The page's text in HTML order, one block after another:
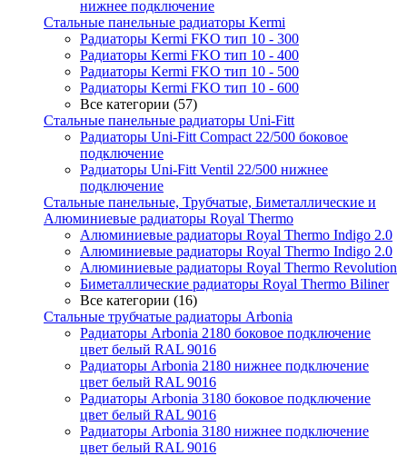
нижнее подключение
Стальные панельные радиаторы Kermi
Радиаторы Kermi FKO тип 10 - 300
Радиаторы Kermi FKO тип 10 - 400
Радиаторы Kermi FKO тип 10 - 500
Радиаторы Kermi FKO тип 10 - 600
Все категории (57)
Стальные панельные радиаторы Uni-Fitt
Радиаторы Uni-Fitt Compact 22/500 боковое
подключение
Радиаторы Uni-Fitt Ventil 22/500 нижнее
подключение
Стальные панельные, Трубчатые, Биметаллические и
Алюминиевые радиаторы Royal Thermo
Алюминиевые радиаторы Royal Thermo Indigo 2.0
Алюминиевые радиаторы Royal Thermo Indigo 2.0
Алюминиевые радиаторы Royal Thermo Revolution
Биметаллические радиаторы Royal Thermo Biliner
Все категории (16)
Стальные трубчатые радиаторы Arbonia
Радиаторы Arbonia 2180 боковое подключение
цвет белый RAL 9016
Радиаторы Arbonia 2180 нижнее подключение
цвет белый RAL 9016
Радиаторы Arbonia 3180 боковое подключение
цвет белый RAL 9016
Радиаторы Arbonia 3180 нижнее подключение
цвет белый RAL 9016